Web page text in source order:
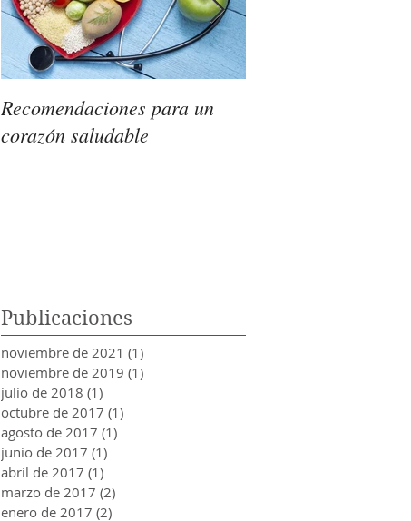
Recomendaciones para un
corazón saludable
Publicaciones
noviembre de 2021 (1)
noviembre de 2019 (1)
julio de 2018 (1)
octubre de 2017 (1)
agosto de 2017 (1)
junio de 2017 (1)
abril de 2017 (1)
marzo de 2017 (2)
enero de 2017 (2)